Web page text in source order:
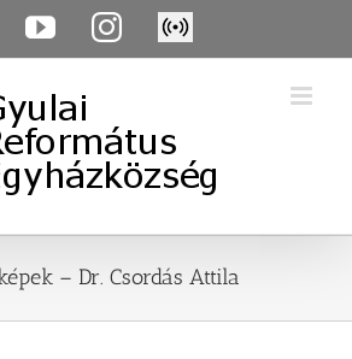
FacebookYouTubeInstagram
Élő
közvetítés
– Dr. Csordás Attila